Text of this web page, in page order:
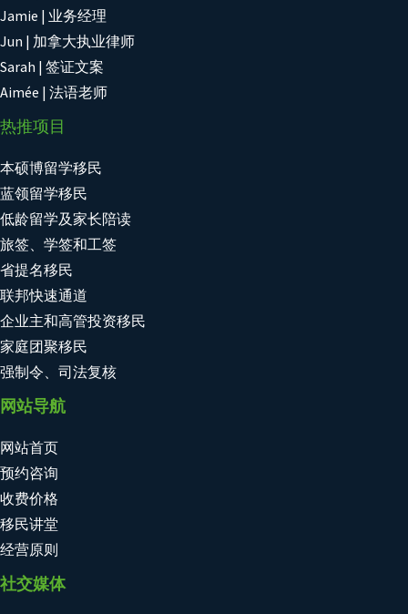
Jamie | 业务经理
Jun | 加拿大执业律师
Sarah | 签证文案
Aimée | 法语老师
热推项目
本硕博留学移民
蓝领留学移民
低龄留学及家长陪读
旅签、学签和工签
省提名移民
联邦快速通道
企业主和高管投资移民
家庭团聚移民
强制令、司法复核
网站导航
网站首页
预约咨询
收费价格
移民讲堂
经营原则
社交媒体